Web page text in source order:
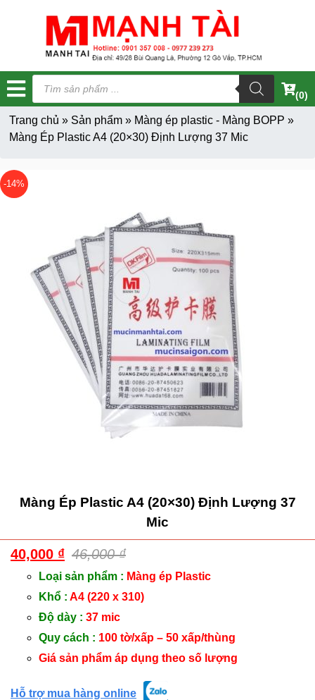
Tìm
kiếm
sản
phẩm
(0)
Trang chủ » Sản phẩm» Màng ép plastic - Màng BOPP »
Màng Ép Plastic A4 (20×30) Định Lượng 37 Mic
-14%
Màng Ép Plastic A4 (20×30) Định Lượng 37
Mic
46,000₫
40,000 ₫
Loại sản phẩm : Màng ép Plastic
Khổ : A4 (220 x 310)
Độ dày : 37 mic
Quy cách : 100 tờ/xấp – 50 xấp/thùng
Giá sản phẩm áp dụng theo số lượng
Hỗ trợ mua hàng online